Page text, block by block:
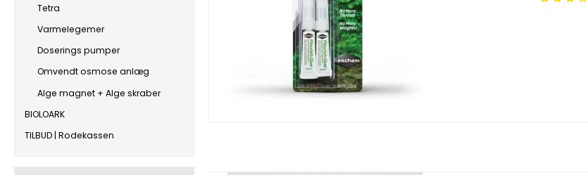
Tetra
Varmelegemer
Doserings pumper
Omvendt osmose anlæg
Alge magnet + Alge skraber
BIOLOARK
TILBUD | Rodekassen